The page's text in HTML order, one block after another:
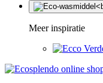
Meer inspiratie